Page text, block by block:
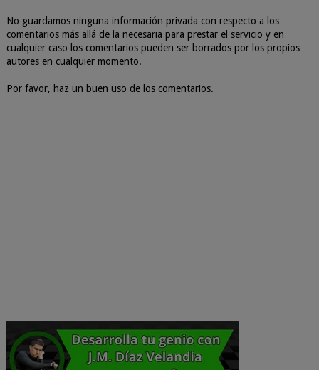
No guardamos ninguna información privada con respecto a los
comentarios más allá de la necesaria para prestar el servicio y en
cualquier caso los comentarios pueden ser borrados por los propios
autores en cualquier momento.
Por favor, haz un buen uso de los comentarios.